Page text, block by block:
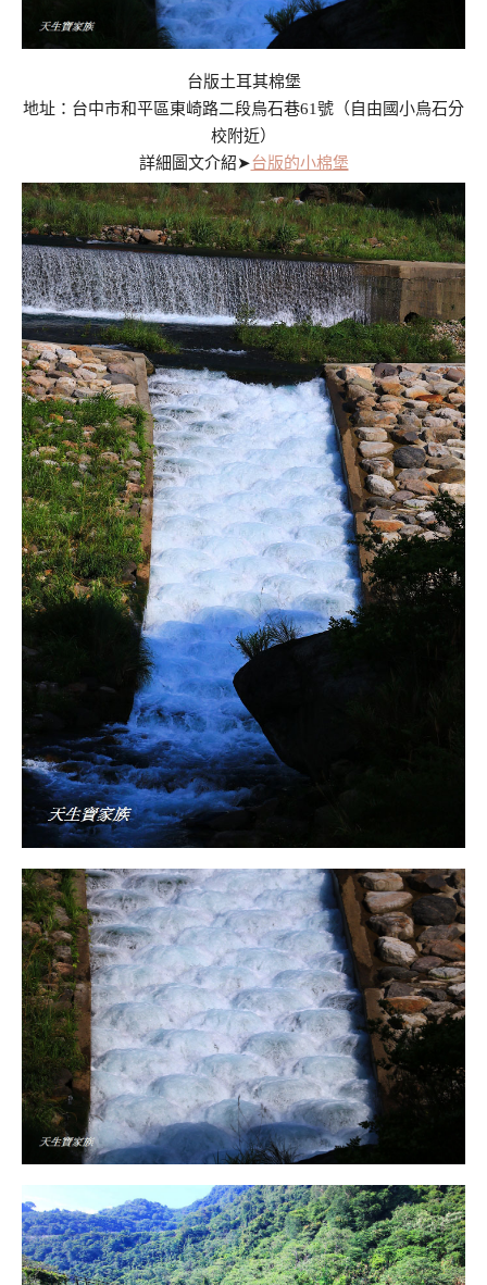
台版土耳其棉堡
地址：台中市和平區東崎路二段烏石巷61號（自由國小烏石分
校附近）
詳細圖文介紹➤台版的小棉堡